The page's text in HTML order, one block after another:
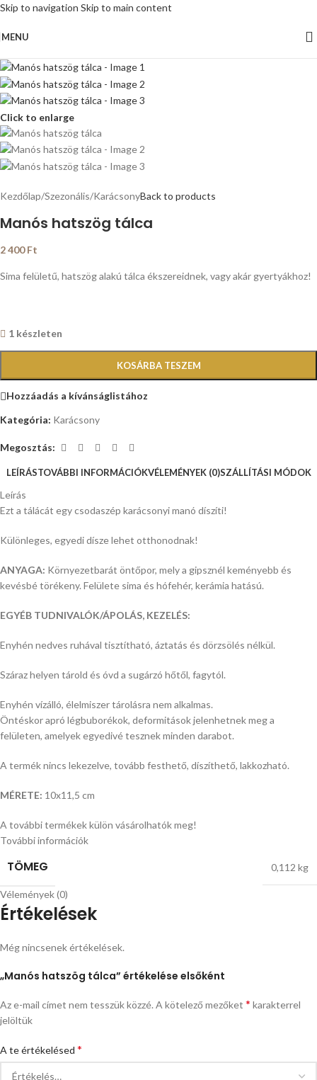
Skip to navigation Skip to main content
MENU
Click to enlarge
Kezdőlap/Szezonális/KarácsonyBack to products
Manós hatszög tálca
2 400Ft
Sima felületű, hatszög alakú tálca ékszereidnek, vagy akár gyertyákhoz!
1 készleten
KOSÁRBA TESZEM
Hozzáadás a kívánságlistához
Kategória: Karácsony
Megosztás:
LEÍRÁSTOVÁBBI INFORMÁCIÓKVÉLEMÉNYEK (0)SZÁLLÍTÁSI MÓDOK
Leírás
Ezt a tálácát egy csodaszép karácsonyi manó díszíti!
Különleges, egyedi dísze lehet otthonodnak!
ANYAGA: Környezetbarát öntőpor, mely a gipsznél keményebb és
kevésbé törékeny. Felülete sima és hófehér, kerámia hatású.
EGYÉB TUDNIVALÓK/ÁPOLÁS, KEZELÉS:
Enyhén nedves ruhával tisztítható, áztatás és dörzsölés nélkül.
Száraz helyen tárold és óvd a sugárzó hőtől, fagytól.
Enyhén vízálló, élelmiszer tárolásra nem alkalmas.
Öntéskor apró légbuborékok, deformitások jelenhetnek meg a
felületen, amelyek egyedivé tesznek minden darabot.
A termék nincs lekezelve, tovább festhető, díszíthető, lakkozható.
MÉRETE: 10x11,5 cm
A további termékek külön vásárolhatók meg!
További információk
TÖMEG 0,112 kg
Vélemények (0)
Értékelések
Még nincsenek értékelések.
„Manós hatszög tálca” értékelése elsőként
Az e-mail címet nem tesszük közzé. A kötelező mezőket * karakterrel
jelöltük
A te értékelésed *